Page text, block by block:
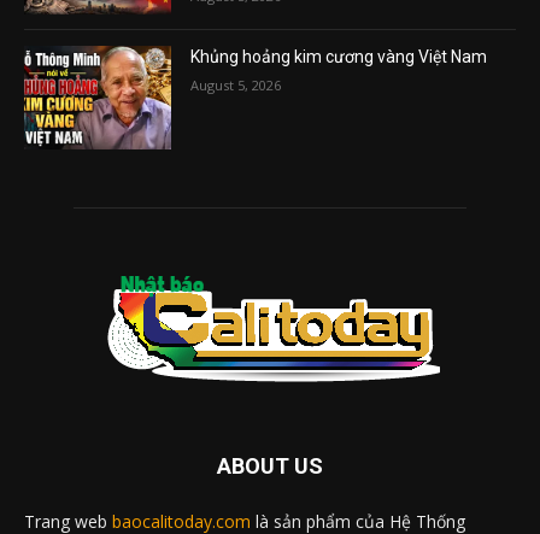
Khủng hoảng kim cương vàng Việt Nam
August 5, 2026
ABOUT US
Trang web baocalitoday.com là sản phẩm của Hệ Thống